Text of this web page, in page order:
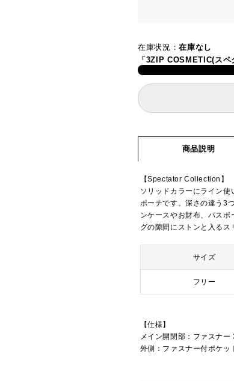
在庫状況：在庫なし
「3ZIP COSMETIC(ス
商品説明
【Spectator Collection】
ソリッドカラーにライン
ポーチです。深さの違う3
ンケースやお財布、パス
グの隙間にストンと入る
サイズ
フリー
【仕様】
メイン開閉部：ファスナ
外側：ファスナー付ポケッ